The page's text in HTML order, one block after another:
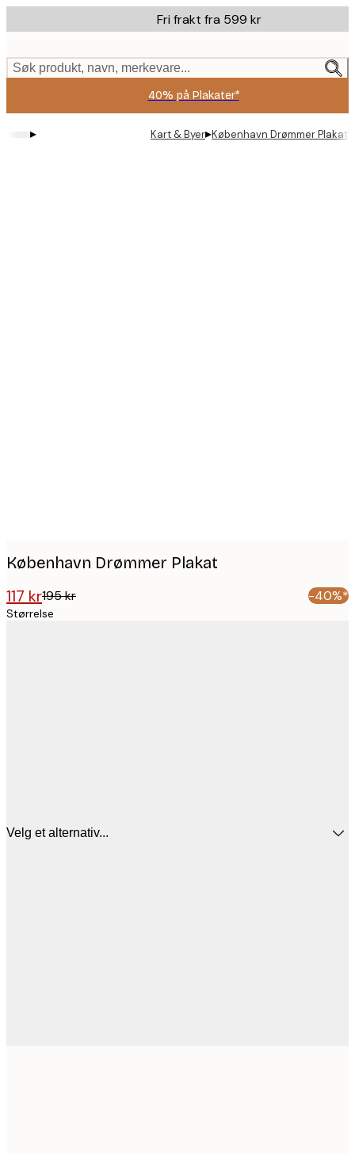
to
content.
Fri frakt fra 599 kr
Søk produkt, navn, merkevare...
40% på Plakater*
▸ Kart & Byer▸København Drømmer Plakat
København Drømmer Plakat
117 kr195 kr -40%*
Størrelse
Velg et alternativ...